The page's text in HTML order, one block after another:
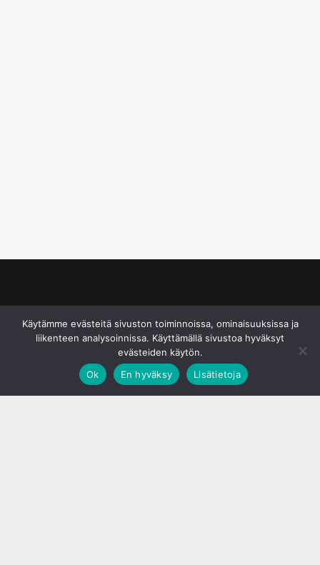
Käytämme evästeitä sivuston toiminnoissa, ominaisuuksissa ja
liikenteen analysoinnissa. Käyttämällä sivustoa hyväksyt
evästeiden käytön.
Ok
En hyväksy Lisätietoja